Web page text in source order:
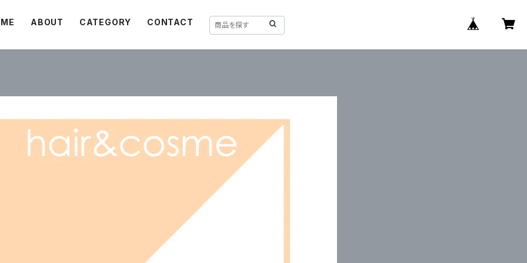
ABOUT CATEGORY CONTACT